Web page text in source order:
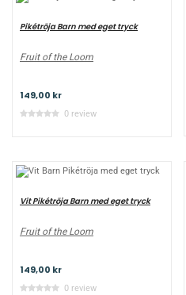
Pikétröja Barn med eget tryck
Fruit of the Loom
149,00 kr
0 review
Vit Pikétröja Barn med eget tryck
Fruit of the Loom
149,00 kr
0 review